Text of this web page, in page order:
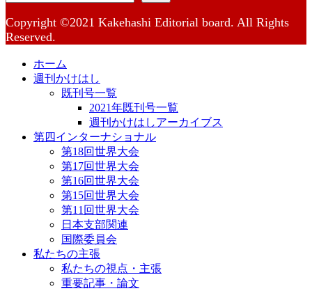
Copyright ©2021 Kakehashi Editorial board. All Rights
Reserved.
ホーム
週刊かけはし
既刊号一覧
2021年既刊号一覧
週刊かけはしアーカイブス
第四インターナショナル
第18回世界大会
第17回世界大会
第16回世界大会
第15回世界大会
第11回世界大会
日本支部関連
国際委員会
私たちの主張
私たちの視点・主張
重要記事・論文